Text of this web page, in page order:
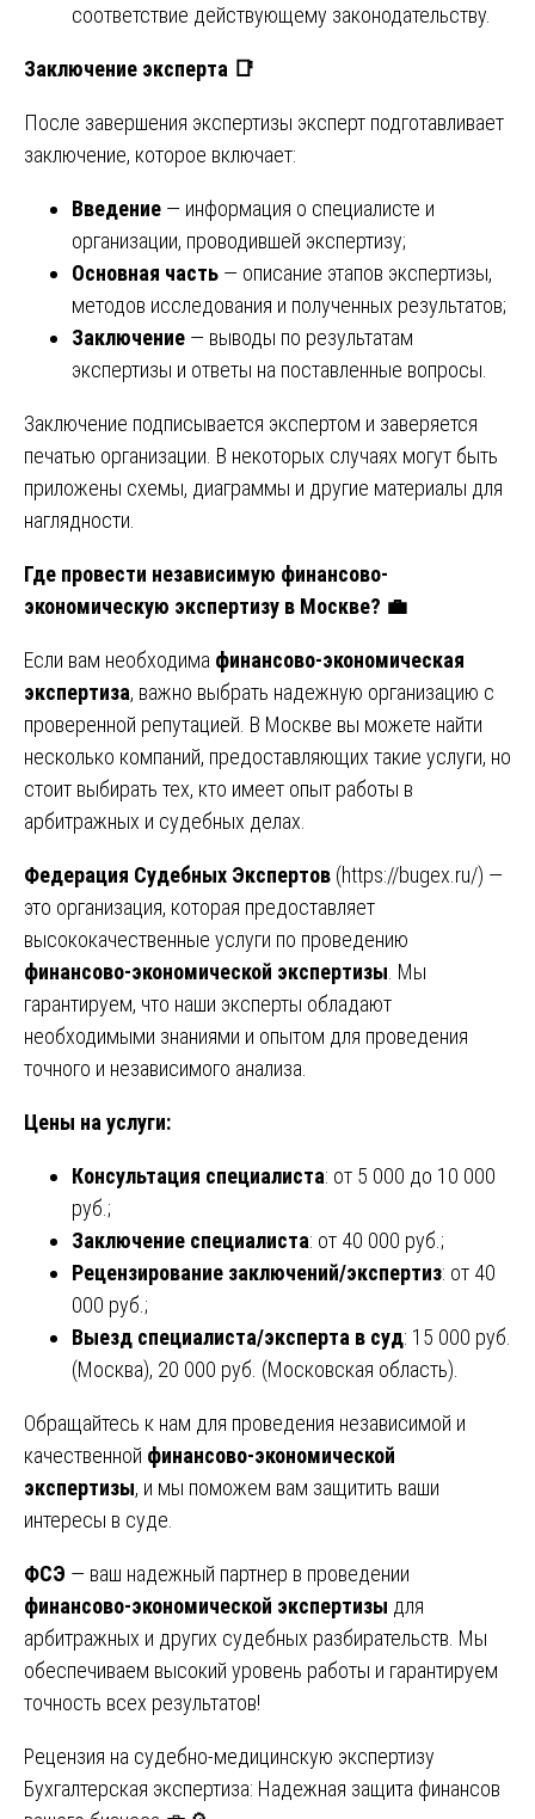
соответствие действующему законодательству.
Заключение эксперта 📑
После завершения экспертизы эксперт подготавливает
заключение, которое включает:
Введение — информация о специалисте и
организации, проводившей экспертизу;
Основная часть — описание этапов экспертизы,
методов исследования и полученных результатов;
Заключение — выводы по результатам
экспертизы и ответы на поставленные вопросы.
Заключение подписывается экспертом и заверяется
печатью организации. В некоторых случаях могут быть
приложены схемы, диаграммы и другие материалы для
наглядности.
Где провести независимую финансово-
экономическую экспертизу в Москве? 💼
Если вам необходима финансово-экономическая
экспертиза, важно выбрать надежную организацию с
проверенной репутацией. В Москве вы можете найти
несколько компаний, предоставляющих такие услуги, но
стоит выбирать тех, кто имеет опыт работы в
арбитражных и судебных делах.
Федерация Судебных Экспертов (https://bugex.ru/) —
это организация, которая предоставляет
высококачественные услуги по проведению
финансово-экономической экспертизы . Мы
гарантируем, что наши эксперты обладают
необходимыми знаниями и опытом для проведения
точного и независимого анализа.
Цены на услуги:
Консультация специалиста: от 5 000 до 10 000
руб.;
Заключение специалиста: от 40 000 руб.;
Рецензирование заключений/экспертиз: от 40
000 руб.;
Выезд специалиста/эксперта в суд: 15 000 руб.
(Москва), 20 000 руб. (Московская область).
Обращайтесь к нам для проведения независимой и
качественной финансово-экономической
экспертизы, и мы поможем вам защитить ваши
интересы в суде.
ФСЭ — ваш надежный партнер в проведении
финансово-экономической экспертизы для
арбитражных и других судебных разбирательств. Мы
обеспечиваем высокий уровень работы и гарантируем
точность всех результатов!
Навигация
по
Рецензия на судебно-медицинскую экспертизу
Бухгалтерская экспертиза: Надежная защита финансов